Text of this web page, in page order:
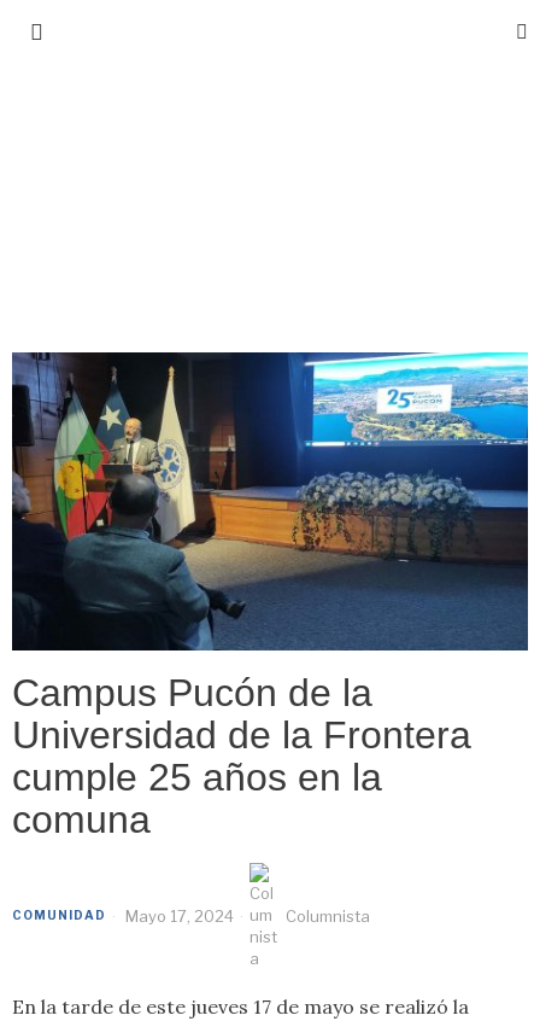
Campus Pucón de la
Universidad de la Frontera
cumple 25 años en la
comuna
COMUNIDAD Mayo 17, 2024 Columnista
En la tarde de este jueves 17 de mayo se realizó la